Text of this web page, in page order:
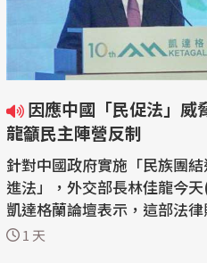
龍籲民主陣營反制
針對中國政府實施「民族團
進法」，外交部長林佳龍今
凱達格蘭論壇表示，這部法
國執法機關恣意解釋的空間，
1 天